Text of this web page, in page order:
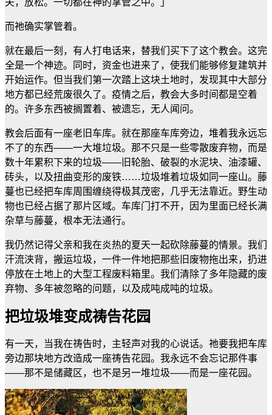
而祂确实掌管着。
就在最后一刻，有人打电话来，替我们买下了这个教会。这完
全是一个神迹。同时，资金也进来了，使我们能够修复建筑并
开始运作。但当我们第一次踏上这块土地时，发现其中大部分
地方都已经荒废很久了。疫情之后，教会大多时间都是空着
的。许多东西被搁置着、被遗忘，无人闻问。
教会后面有一座老旧车库。就在那座车库旁边，堆着我永远忘
不了的东西——一大堆垃圾。那不只是一些零散废弃物，而是
数十年累积下来的垃圾—— 旧轮胎、破裂的水泥块、油漆罐、
砖头，以及扭曲变形的废铁……垃圾堆着垃圾如同一座山。藤
蔓也已经把车库周围缠绕得极其茂密，几乎无法靠近。野生动
物也已经占据了那片区域。车库门打不开，因为里面已经长满
杂草与藤蔓，根本无法通行。
我仍然记得父亲和我在炎热的夏天一起砍除藤蔓的情景。我们
汗流浃背，搬运垃圾，一件一件地把那些旧废物拖出来，扔进
停放在土地上的大型工程废料箱里。我们清除了多年隐藏的废
弃物、多年被忽略的问题，以及成吨成吨的垃圾。
把垃圾堆变成祷告花园
有一天，当我在祷告时，主轻声对我的心说话。祂要我把车库
旁边那块地方改造成一座祷告花园。我永远不会忘记那件事
——那不是储藏区，也不是另一堆垃圾——而是一座花园。